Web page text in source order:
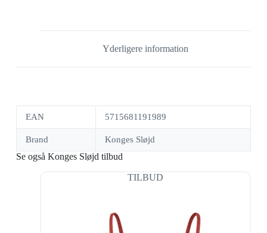
Yderligere information
EAN 5715681191989
Brand Konges Sløjd
Se også Konges Sløjd tilbud
TILBUD